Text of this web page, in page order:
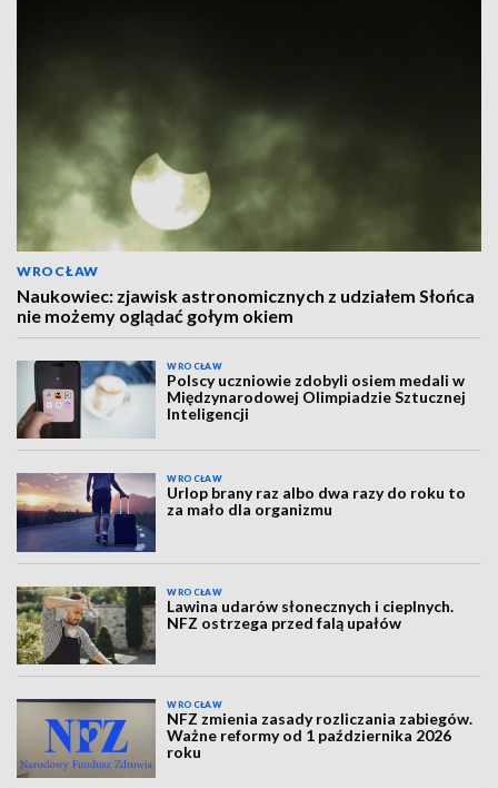
WROCŁAW
Naukowiec: zjawisk astronomicznych z udziałem Słońca
nie możemy oglądać gołym okiem
WROCŁAW
Polscy uczniowie zdobyli osiem medali w
Międzynarodowej Olimpiadzie Sztucznej
Inteligencji
WROCŁAW
Urlop brany raz albo dwa razy do roku to
za mało dla organizmu
WROCŁAW
Lawina udarów słonecznych i cieplnych.
NFZ ostrzega przed falą upałów
WROCŁAW
NFZ zmienia zasady rozliczania zabiegów.
Ważne reformy od 1 października 2026
roku